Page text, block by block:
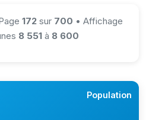
172 sur 700 • Affichage
8 551à 8 600
Population